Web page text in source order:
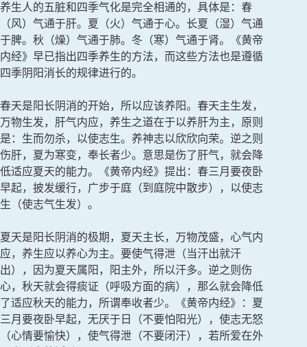
养生人的五脏和四季气化是完全相通的，具体是：春
（风）气通于肝。夏（火）气通于心。长夏（湿）气通
于脾。秋（燥）气通于肺。冬（寒）气通于肾。《黄帝
内经》早已指出四季养生的方法，而这些方法也是遵循
四季阴阳消长的规律进行的。
春天是阳长阴消的开始，所以应该养阳。春天主生发，
万物生发，肝气内应，养生之道在于以养肝为主，原则
是：生而勿杀，以使志生。养神志以欣欣向荣。逆之则
伤肝，夏为寒变，奉长者少。意思是伤了肝气，就会降
低适应夏天的能力。《黄帝内经》提出：春三月要夜卧
早起，披发缓行，广步于庭（到庭院中散步），以使志
生（使志气生发）。
夏天是阳长阴消的极期，夏天主长，万物茂盛，心气内
应，养生应以养心为主。要使气得泄（当汗出就汗
出），因为夏天属阳，阳主外，所以汗多。逆之则伤
心，秋天就会得痰证（呼吸方面的病），那么就会降低
了适应秋天的能力，所谓奉收者少。《黄帝内经》：夏
三月要夜卧早起，无厌于日（不要怕阳光），使志无怒
（心情要愉快），使气得泄（不要闭汗），若所爱在外